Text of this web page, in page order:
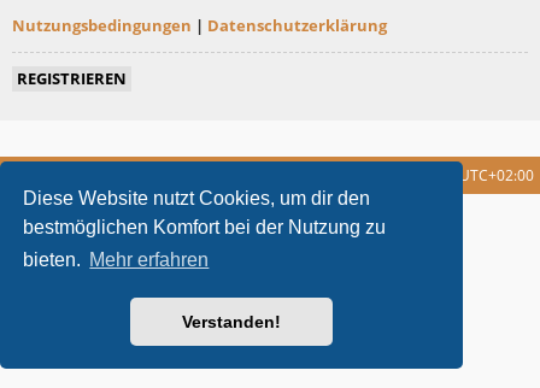
Diese Website nutzt Cookies, um dir den
bestmöglichen Komfort bei der Nutzung zu
bieten. Mehr erfahren
Verstanden!
Nutzungsbedingungen | Datenschutzerklärung
REGISTRIEREN
UTC+02:00
metrolike style by Eric Seguin Updated for phpBB3.2 by
Powered byphpBB ® Forum Software © phpBB Limited
Deutsche Übersetzung durch